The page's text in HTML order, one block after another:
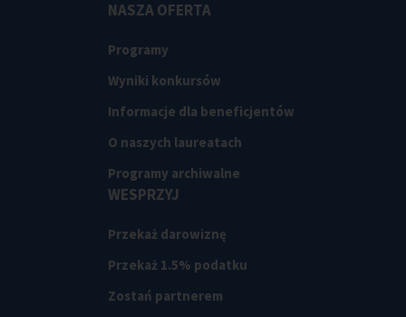
NASZA OFERTA
Programy
Wyniki konkursów
Informacje dla beneficjentów
O naszych laureatach
Programy archiwalne
WESPRZYJ
Przekaż darowiznę
Przekaż 1.5% podatku
Zostań partnerem